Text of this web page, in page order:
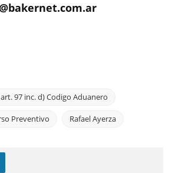
97 inc. d) Codigo Aduanero
Preventivo Rafael Ayerza